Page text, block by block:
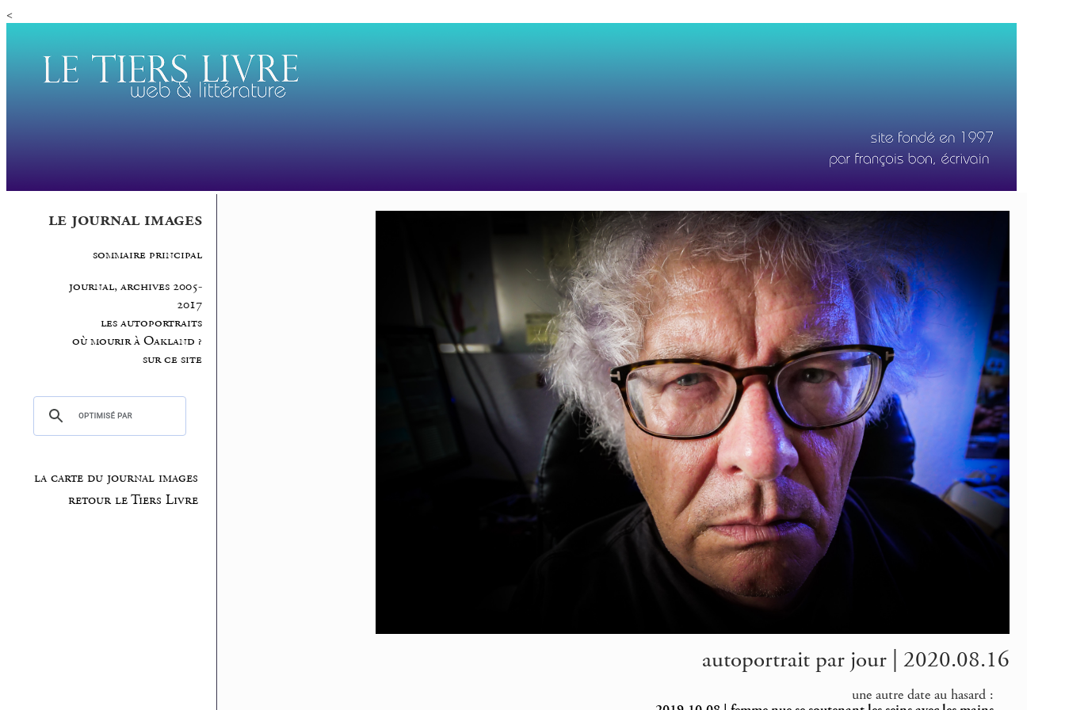
<
le journal images
sommaire principal
journal, archives 2005-
2017
les autoportraits
où mourir à Oakland ?
sur ce site
la carte du journal images
retour le Tiers Livre
autoportrait par jour | 2020.08.16
une autre date au hasard :